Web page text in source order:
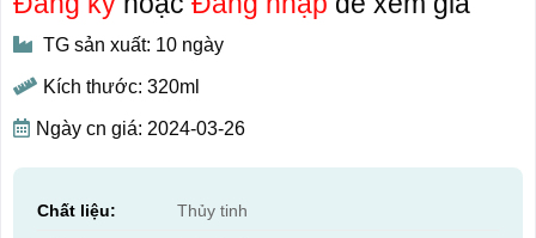
TG sản xuất: 10 ngày
Kích thước: 320ml
Ngày cn giá: 2024-03-26
Chất liệu: Thủy tinh